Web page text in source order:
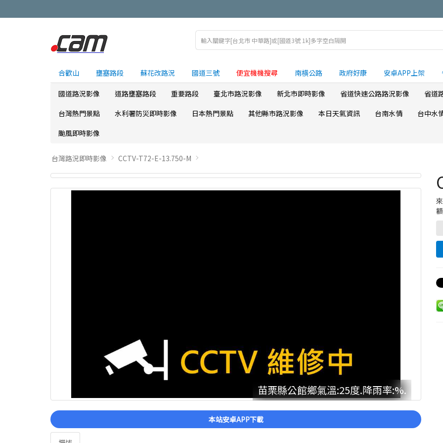
合歡山 壅塞路段 蘇花改路況 國道三號 便宜機機搜尋 南横公路 政府好康 安卓APP上架
國道路況影像 道路壅塞路段 重要路段 臺北市路況影像 新北市即時影像 省道快速公路路況影像
省道
台灣熱門景點
水利署防災即時影像 日本熱門景點 其他縣市路況影像 本日天氣資訊 台南水情
台中水
颱風即時影像
台灣路況即時影像 CCTV-T72-E-13.750-M
苗栗縣公館鄉氣溫:25度.降雨率:%.
本站安卓APP下載